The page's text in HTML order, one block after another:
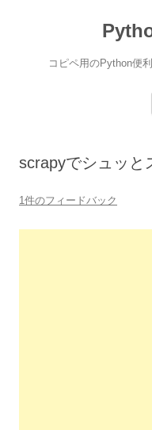
コピペ用のPython便
scrapyでシュッと
1件のフィードバック